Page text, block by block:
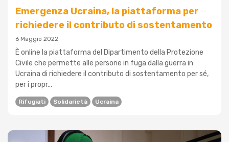
Emergenza Ucraina, la piattaforma per
richiedere il contributo di sostentamento
6 Maggio 2022
È online la piattaforma del Dipartimento della Protezione
Civile che permette alle persone in fuga dalla guerra in
Ucraina di richiedere il contributo di sostentamento per sé,
per i propr...
Rifugiati Solidarietà Ucraina